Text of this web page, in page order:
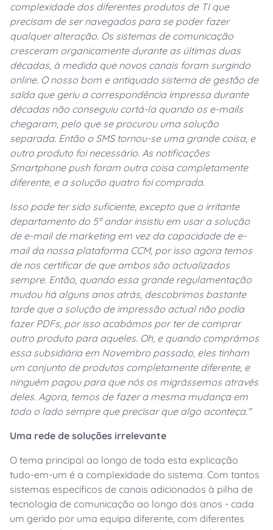
complexidade dos diferentes produtos de TI que
precisam de ser navegados para se poder fazer
qualquer alteração. Os sistemas de comunicação
cresceram organicamente durante as últimas duas
décadas, à medida que novos canais foram surgindo
online. O nosso bom e antiquado sistema de gestão de
saída que geriu a correspondência impressa durante
décadas não conseguiu cortá-la quando os e-mails
chegaram, pelo que se procurou uma solução
separada. Então o SMS tornou-se uma grande coisa, e
outro produto foi necessário. As notificações
Smartphone push foram outra coisa completamente
diferente, e a solução quatro foi comprada.
Isso pode ter sido suficiente, excepto que o irritante
departamento do 5º andar insistiu em usar a solução
de e-mail de marketing em vez da capacidade de e-
mail da nossa plataforma CCM, por isso agora temos
de nos certificar de que ambos são actualizados
sempre. Então, quando essa grande regulamentação
mudou há alguns anos atrás, descobrimos bastante
tarde que a solução de impressão actual não podia
fazer PDFs, por isso acabámos por ter de comprar
outro produto para aqueles. Oh, e quando comprámos
essa subsidiária em Novembro passado, eles tinham
um conjunto de produtos completamente diferente, e
ninguém pagou para que nós os migrássemos através
deles. Agora, temos de fazer a mesma mudança em
todo o lado sempre que precisar que algo aconteça."
Uma rede de soluções irrelevante
O tema principal ao longo de toda esta explicação
tudo-em-um é a complexidade do sistema. Com tantos
sistemas específicos de canais adicionados à pilha de
tecnologia de comunicação ao longo dos anos - cada
um gerido por uma equipa diferente, com diferentes